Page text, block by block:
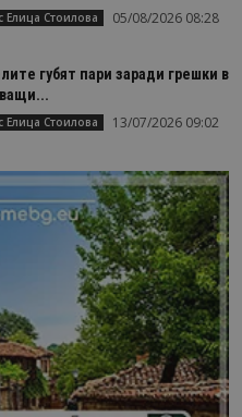
Елица Стоилова 05/08/2026 08:28
губят пари заради грешки в
Елица Стоилова 13/07/2026 09:02